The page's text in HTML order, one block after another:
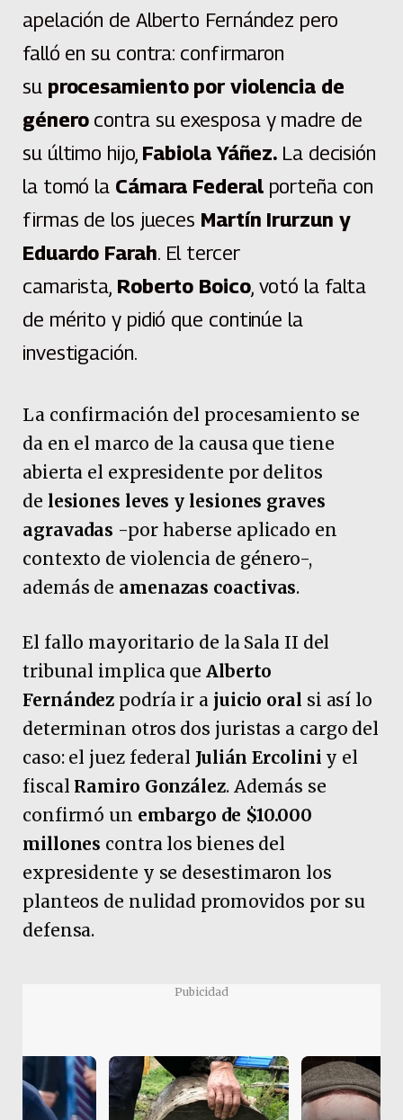
apelación de Alberto Fernández pero
falló en su contra: confirmaron
suprocesamiento por violencia de
génerocontra su exesposa y madre de
su último hijo, Fabiola Yáñez. La decisión
la tomó la Cámara Federalporteña con
firmas de los jueces Martín Irurzun y
Eduardo Farah. El tercer
camarista, Roberto Boico, votó la falta
de mérito y pidió que continúe la
investigación.
La confirmación del procesamiento se
da en el marco de la causa que tiene
abierta el expresidente por delitos
de lesiones leves y lesiones graves
agravadas -por haberse aplicado en
contexto de violencia de género-,
además de amenazas coactivas.
El fallo mayoritario de la Sala II del
tribunal implica queAlberto
Fernández podría ir a juicio oral si así lo
determinan otros dos juristas a cargo del
caso: el juez federal Julián Ercolini y el
fiscal Ramiro González. Además se
confirmó un embargo de $10.000
millones contra los bienes del
expresidente y se desestimaron los
planteos de nulidad promovidos por su
defensa.
Pubicidad